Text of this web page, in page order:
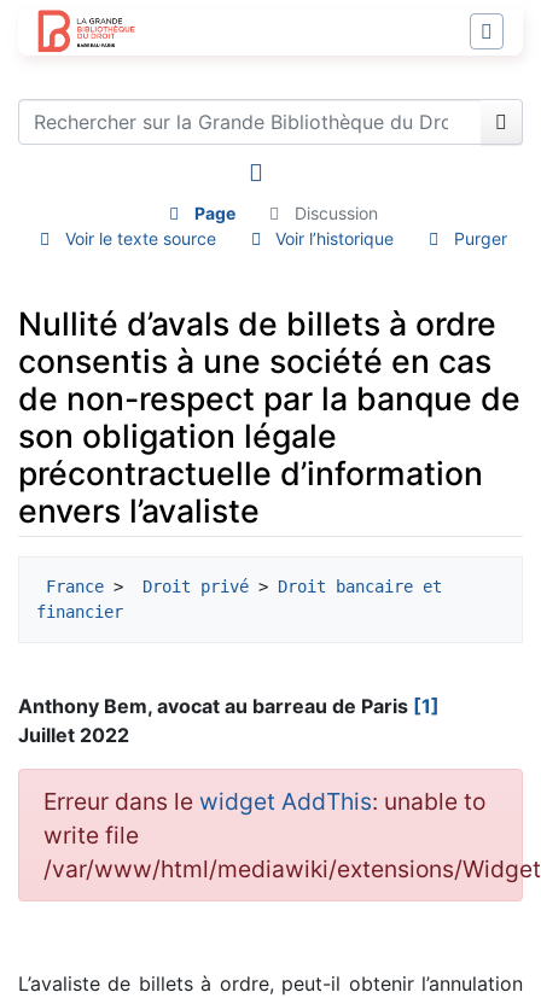
Page
Discussion
Voir le texte source
Voir l’historique Purger
Nullité d’avals de billets à ordre
consentis à une société en cas
de non-respect par la banque de
son obligation légale
précontractuelle d’information
envers l’avaliste
France > Droit privé > Droit bancaire et
financier
Anthony Bem, avocat au barreau de Paris [1]
Juillet 2022
Erreur dans le widget AddThis: unable to
write file
/var/www/html/mediawiki/extensions/
L’avaliste de billets à ordre, peut-il obtenir l’annulation